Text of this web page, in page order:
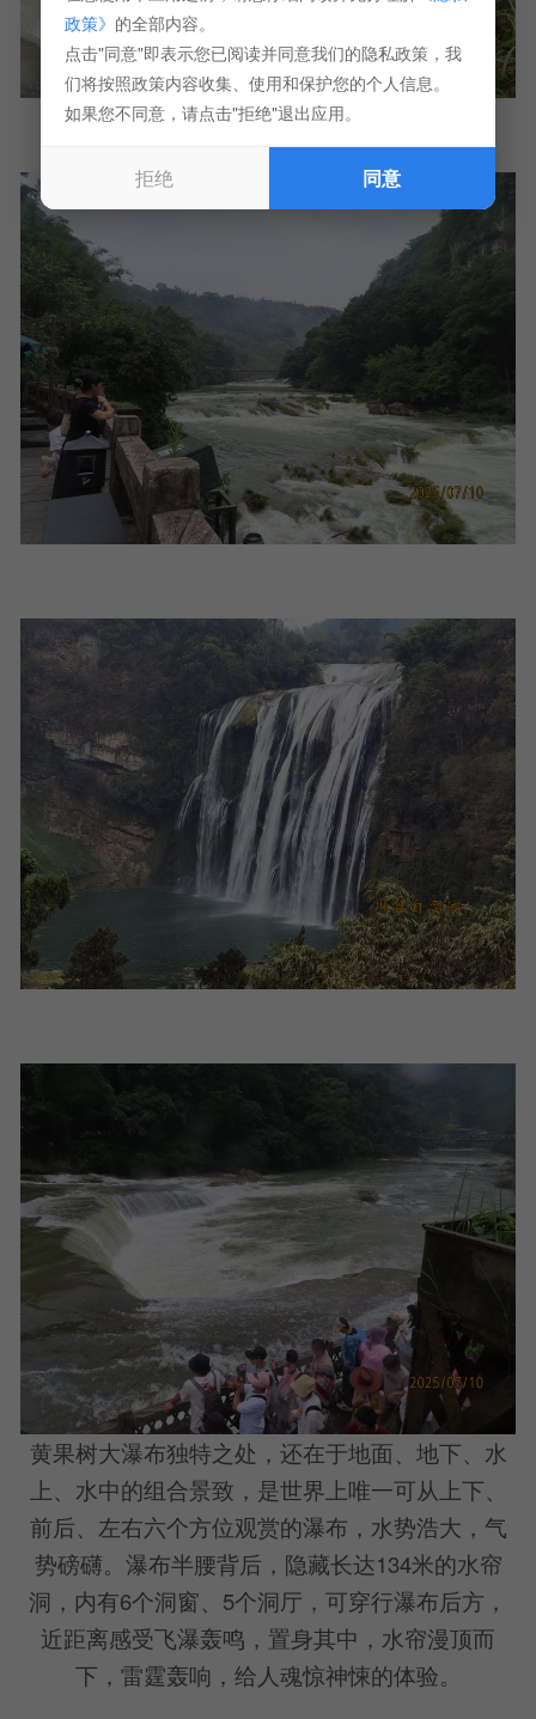
黄果树大瀑布独特之处，还在于地面、地下、水
上、水中的组合景致，是世界上唯一可从上下、
前后、左右六个方位观赏的瀑布，水势浩大，气
势磅礴。瀑布半腰背后，隐藏长达134米的水帘
洞，内有6个洞窗、5个洞厅，可穿行瀑布后方，
近距离感受飞瀑轰鸣，置身其中，水帘漫顶而
下，雷霆轰响，给人魂惊神悚的体验。
政策》 的全部内容。
点击"同意"即表示您已阅读并同意我们的隐私政策，我
们将按照政策内容收集、使用和保护您的个人信息。
如果您不同意，请点击"拒绝"退出应用。
拒绝 同意